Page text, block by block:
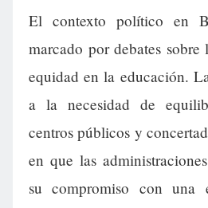
El contexto político en
marcado por debates
equidad en la educación.
a la necesidad de
centros públicos y
en que las
su compromiso con una